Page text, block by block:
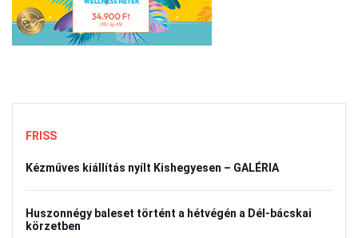
FRISS
Kézműves kiállítás nyílt Kishegyesen – GALÉRIA
Huszonnégy baleset történt a hétvégén a Dél-bácskai
körzetben